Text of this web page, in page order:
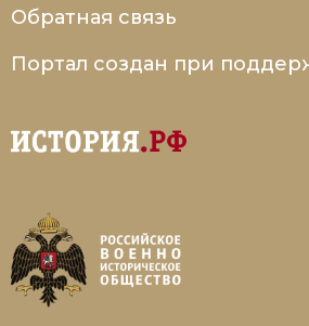
Обратная связь
Портал создан при